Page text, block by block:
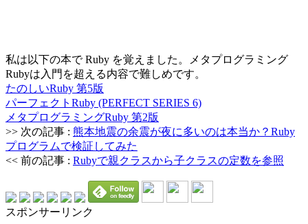
私は以下の本で Ruby を覚えました。メタプログラミング
Rubyは入門を超える内容で難しめです。
たのしいRuby 第5版
パーフェクトRuby (PERFECT SERIES 6)
メタプログラミングRuby 第2版
>> 次の記事 : 熊本地震の余震が夜に多いのは本当か？Ruby
プログラムで検証してみた
<< 前の記事 : Rubyで親クラスから子クラスの定数を参照
スポンサーリンク